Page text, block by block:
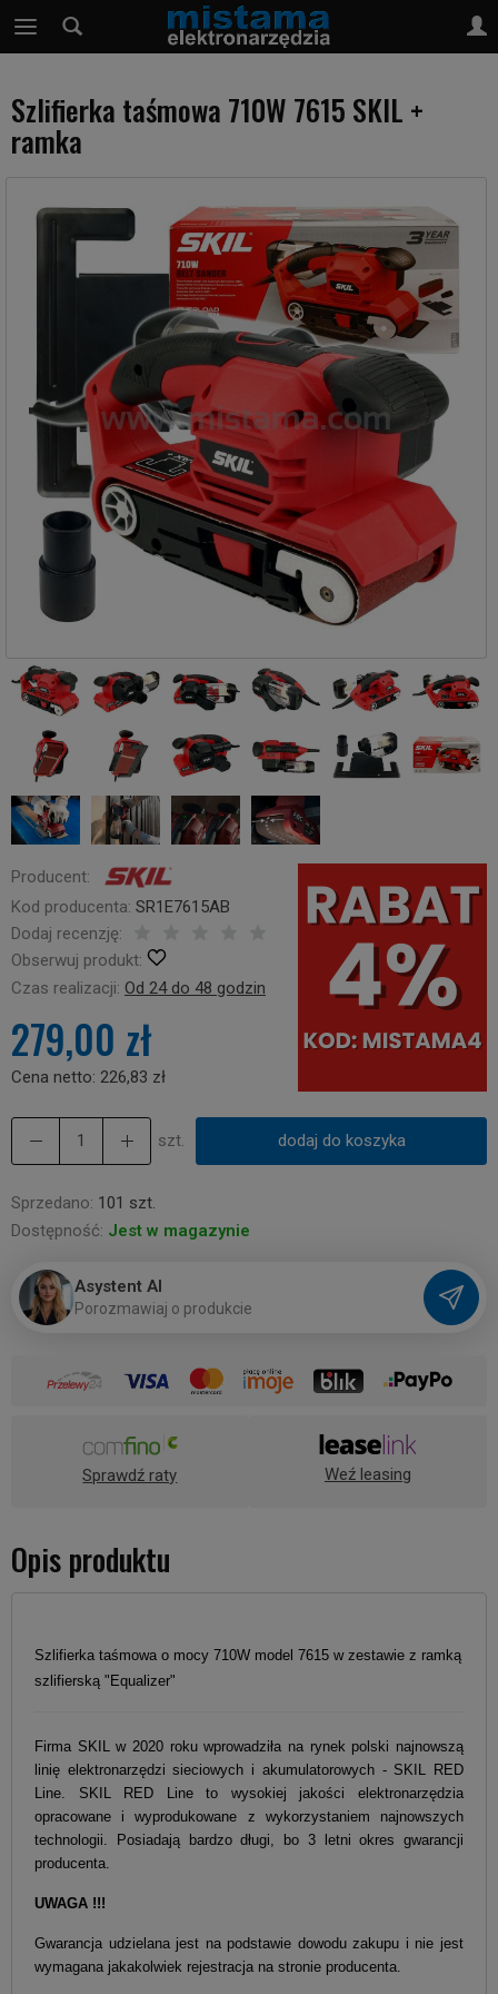
Szlifierka taśmowa 710W 7615 SKIL +
ramka
Producent:
Kod producenta: SR1E7615AB
Dodaj recenzję:
Obserwuj produkt:
Czas realizacji: Od 24 do 48 godzin
279,00 zł
Cena netto: 226,83 zł
szt. dodaj do koszyka
Sprzedano: 101 szt.
Dostępność: Jest w magazynie
Asystent AI
Porozmawiaj o produkcie
Sprawdź raty Weź leasing
Opis produktu
Szlifierka taśmowa o mocy 710W model 7615 w zestawie z ramką
szlifierską "Equalizer"
Firma SKIL w 2020 roku wprowadziła na rynek polski najnowszą
linię elektronarzędzi sieciowych i akumulatorowych - SKIL RED
Line. SKIL RED Line to wysokiej jakości elektronarzędzia
opracowane i wyprodukowane z wykorzystaniem najnowszych
technologii. Posiadają bardzo długi, bo 3 letni okres gwarancji
producenta.
UWAGA !!!
Gwarancja udzielana jest na podstawie dowodu zakupu i nie jest
wymagana jakakolwiek rejestracja na stronie producenta.